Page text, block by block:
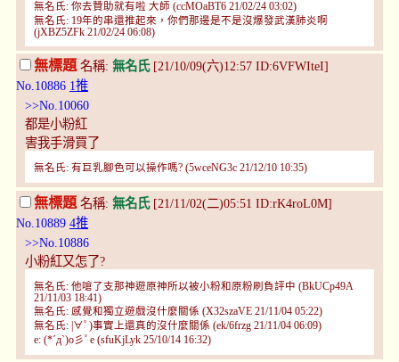
無名氏: 你去贊助就有啦 大師 (ccMOaBT6 21/02/24 03:02)
無名氏: 19年的串還推起來，你們那邊是不是沒爆發武漢肺炎啊
(jXBZ5ZFk 21/02/24 06:08)
無標題名稱: 無名氏[21/10/09(六)12:57 ID:6VFWIteI]
No.10886 1推
>>No.10060
都是小粉紅
害我手滑買了
無名氏: 有巨乳腳色可以操作嗎? (5wceNG3c 21/12/10 10:35)
無標題 名稱: 無名氏[21/11/02(二)05:51 ID:rK4roL0M]
No.10889 4推
>>No.10886
小粉紅又怎了?
無名氏: 他嗆了支那神遊原神所以被小粉和原粉刷負評中 (BkUCp49A
21/11/03 18:41)
無名氏: 感覺和獨立遊戲沒什麼關係 (X32szaVE 21/11/04 05:22)
無名氏: |∀ﾟ)事實上還真的沒什麼關係 (ek/6frzg 21/11/04 06:09)
e: (*´д`)o彡ﾟe (sfuKjLyk 25/10/14 16:32)